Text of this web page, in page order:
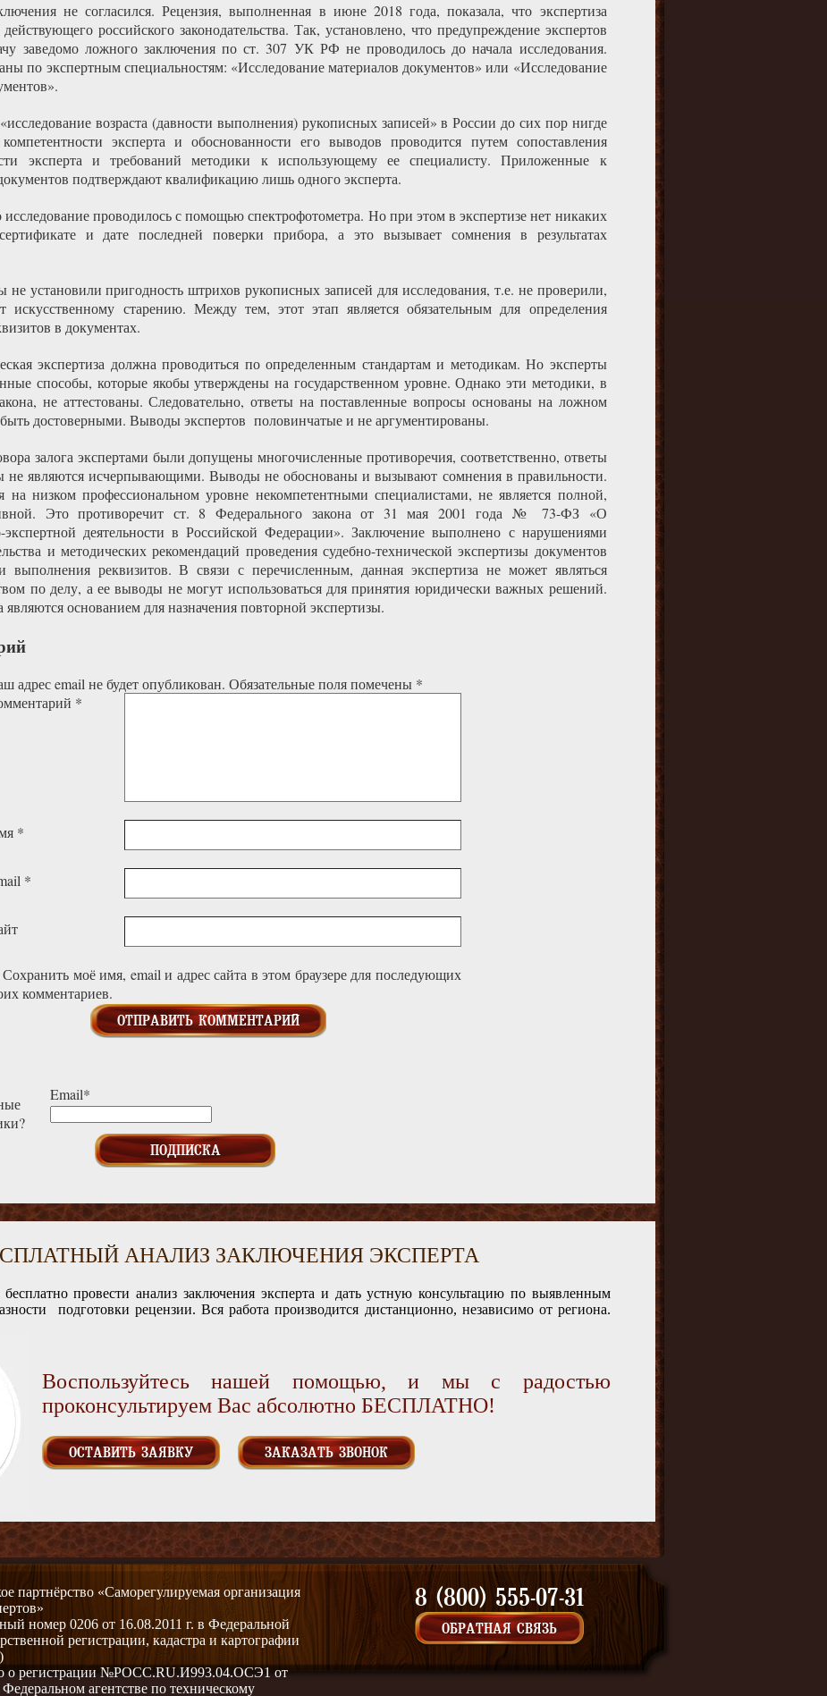
не согласился. Рецензия, выполненная в июне 2018 года, показала, что экспертиза
российского законодательства. Так, установлено, что предупреждение экспертов
заведомо ложного заключения по ст. 307 УК РФ не проводилось до начала исследования.
по экспертным специальностям: «Исследование материалов документов» или «Исследование
возраста (давности выполнения) рукописных записей» в России до сих пор нигде
эксперта и обоснованности его выводов проводится путем сопоставления
эксперта и требований методики к использующему ее специалисту. Приложенные к
подтверждают квалификацию лишь одного эксперта.
исследование проводилось с помощью спектрофотометра. Но при этом в экспертизе нет никаких
и дате последней поверки прибора, а это вызывает сомнения в результатах
не установили пригодность штрихов рукописных записей для исследования, т.е. не проверили,
искусственному старению. Между тем, этот этап является обязательным для определения
в документах.
экспертиза должна проводиться по определенным стандартам и методикам. Но эксперты
способы, которые якобы утверждены на государственном уровне. Однако эти методики, в
не аттестованы. Следовательно, ответы на поставленные вопросы основаны на ложном
достоверными. Выводы экспертов половинчатые и не аргументированы.
залога экспертами были допущены многочисленные противоречия, соответственно, ответы
не являются исчерпывающими. Выводы не обоснованы и вызывают сомнения в правильности.
на низком профессиональном уровне некомпетентными специалистами, не является полной,
Это противоречит ст. 8 Федерального закона от 31 мая 2001 года № 73-ФЗ «О
экспертной деятельности в Российской Федерации». Заключение выполнено с нарушениями
и методических рекомендаций проведения судебно-технической экспертизы документов
выполнения реквизитов. В связи с перечисленным, данная экспертиза не может являться
по делу, а ее выводы не могут использоваться для принятия юридически важных решений.
являются основанием для назначения повторной экспертизы.
адрес email не будет опубликован. Обязательные поля помечены *
*
*
*
Сохранить моё имя, email и адрес сайта в этом браузере для последующих
комментариев.
Email*
АНАЛИЗ ЗАКЛЮЧЕНИЯ ЭКСПЕРТА
провести анализ заключения эксперта и дать устную консультацию по выявленным
подготовки рецензии. Вся работа производится дистанционно, независимо от региона.
Воспользуйтесь нашей помощью, и мы с радостью
проконсультируем Вас абсолютно БЕСПЛАТНО!
ОСТАВИТЬ ЗАЯВКУ ЗАКАЗАТЬ ЗВОНОК
партнёрство «Саморегулируемая организация
номер 0206 от 16.08.2011 г. в Федеральной
регистрации, кадастра и картографии
о регистрации №РОСС.RU.И993.04.ОСЭ1 от
Федеральном агентстве по техническому
8 (800) 555-07-31
ОБРАТНАЯ СВЯЗЬ